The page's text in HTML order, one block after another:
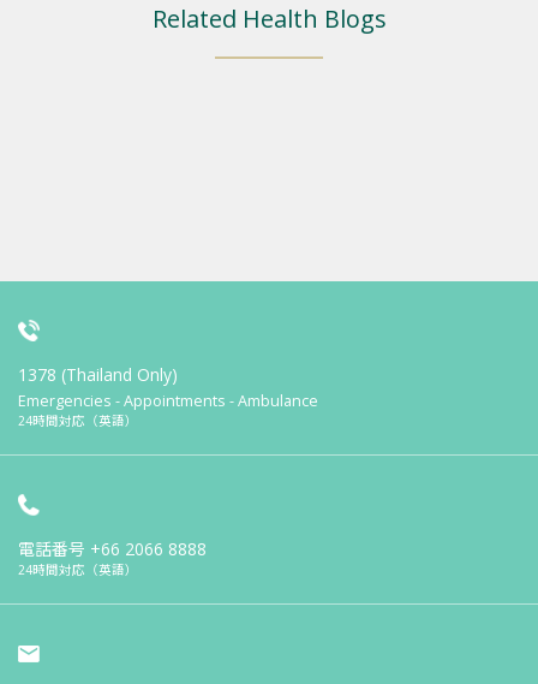
Related Health Blogs
1378 (Thailand Only)
Emergencies - Appointments - Ambulance
24時間対応（英語）
電話番号 +66 2066 8888
24時間対応（英語）